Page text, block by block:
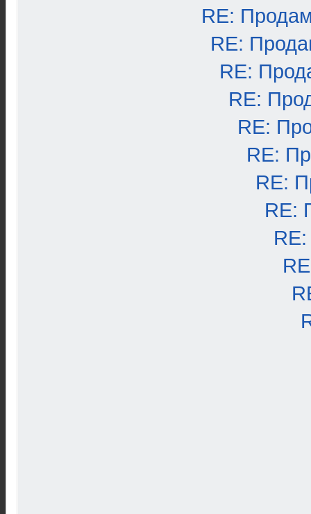
RE:
RE:
RE:
RE:
RE:
RE:
RE:
RE: